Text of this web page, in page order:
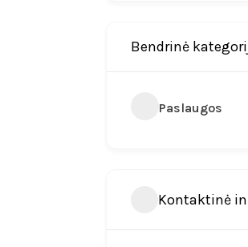
Bendrinė
Paslaugos
Kontaktinė